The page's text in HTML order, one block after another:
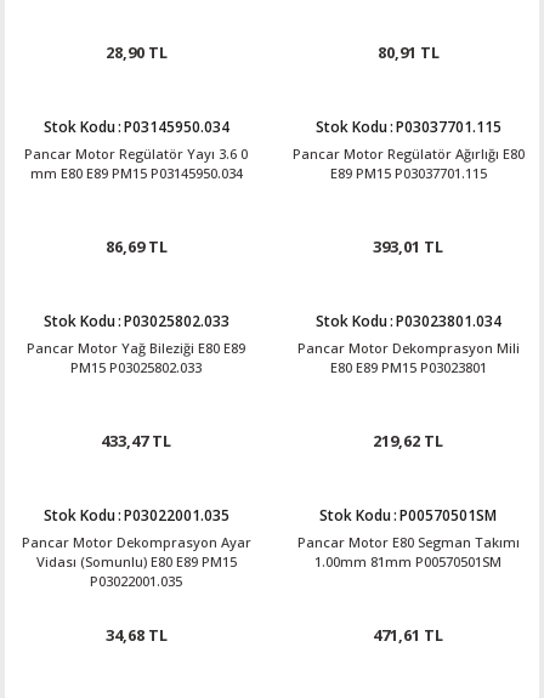
28,90 TL 80,91 TL
Stok Kodu:P03145950.034
Pancar Motor Regülatör Yayı 3.6 0
mm E80 E89 PM15 P03145950.034
86,69 TL
Stok Kodu:P03037701.115
Pancar Motor Regülatör Ağırlığı E80
E89 PM15 P03037701.115
393,01 TL
Stok Kodu:P03025802.033
Pancar Motor Yağ Bileziği E80 E89
PM15 P03025802.033
433,47 TL
Stok Kodu:P03023801.034
Pancar Motor Dekomprasyon Mili
E80 E89 PM15 P03023801
219,62 TL
Stok Kodu:P03022001.035
Pancar Motor Dekomprasyon Ayar
Vidası (Somunlu) E80 E89 PM15
P03022001.035
34,68 TL
Stok Kodu:P00570501SM
Pancar Motor E80 Segman Takımı
1.00mm 81mm P00570501SM
471,61 TL